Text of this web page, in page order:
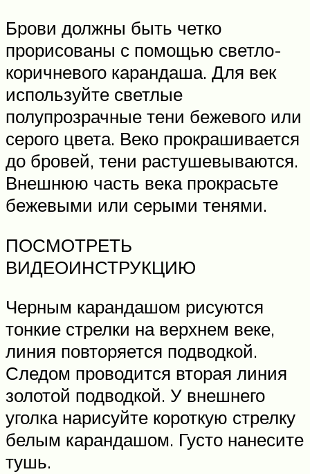
Брови должны быть четко
прорисованы с помощью светло-
коричневого карандаша. Для век
используйте светлые
полупрозрачные тени бежевого или
серого цвета. Веко прокрашивается
до бровей, тени растушевываются.
Внешнюю часть века прокрасьте
бежевыми или серыми тенями.
ПОСМОТРЕТЬ
ВИДЕОИНСТРУКЦИЮ
Черным карандашом рисуются
тонкие стрелки на верхнем веке,
линия повторяется подводкой.
Следом проводится вторая линия
золотой подводкой. У внешнего
уголка нарисуйте короткую стрелку
белым карандашом. Густо нанесите
тушь.